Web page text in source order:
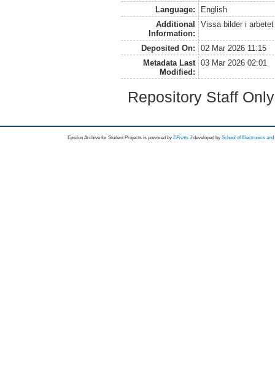
Language:
English
Additional
Information:
Vissa bilder i
Deposited On:
02 Mar 2026 11:15
Metadata Last
Modified:
03 Mar 2026 02:01
Repository Staff
Epsilon Archive for Student Projects is powored byEPrints 3 developed by School of Electronics